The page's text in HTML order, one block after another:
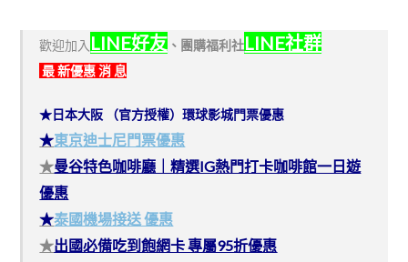
歡迎加入 LINE好友 、 團購福利社LINE社群
最 新優惠 消 息
★日本大阪 （官方授權）環球影城門票優惠
★東京迪士尼門票優惠
★曼谷特色咖啡廳｜精選IG熱門打卡咖啡館一日遊
優惠
★泰國機場接送 優惠
★出國必備吃到飽網卡 專屬95折優惠